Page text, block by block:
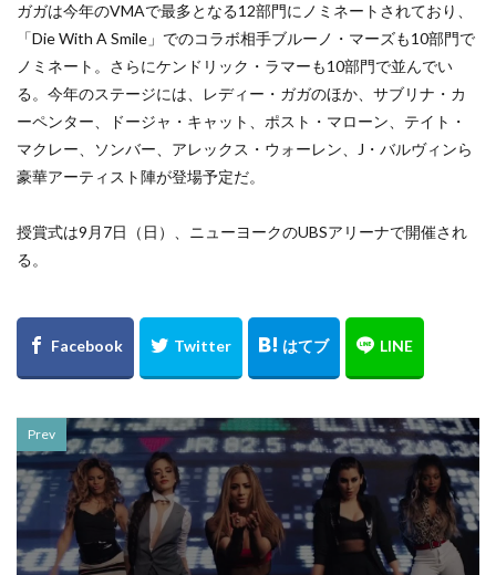
ガガは今年のVMAで最多となる12部門にノミネートされており、
「Die With A Smile」でのコラボ相手ブルーノ・マーズも10部門で
ノミネート。さらにケンドリック・ラマーも10部門で並んでい
る。今年のステージには、レディー・ガガのほか、サブリナ・カ
ーペンター、ドージャ・キャット、ポスト・マローン、テイト・
マクレー、ソンバー、アレックス・ウォーレン、J・バルヴィンら
豪華アーティスト陣が登場予定だ。
授賞式は9月7日（日）、ニューヨークのUBSアリーナで開催され
る。
Prev